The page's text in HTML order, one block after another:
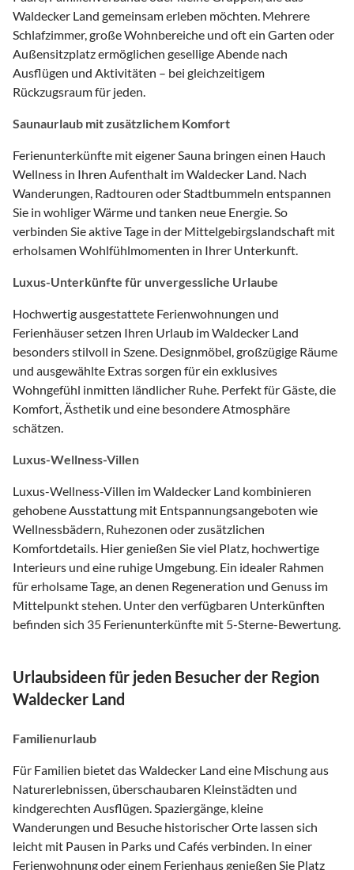
Waldecker Land gemeinsam erleben möchten. Mehrere
Schlafzimmer, große Wohnbereiche und oft ein Garten oder
Außensitzplatz ermöglichen gesellige Abende nach
Ausflügen und Aktivitäten – bei gleichzeitigem
Rückzugsraum für jeden.
Saunaurlaub mit zusätzlichem Komfort
Ferienunterkünfte mit eigener Sauna bringen einen Hauch
Wellness in Ihren Aufenthalt im Waldecker Land. Nach
Wanderungen, Radtouren oder Stadtbummeln entspannen
Sie in wohliger Wärme und tanken neue Energie. So
verbinden Sie aktive Tage in der Mittelgebirgslandschaft mit
erholsamen Wohlfühlmomenten in Ihrer Unterkunft.
Luxus-Unterkünfte für unvergessliche Urlaube
Hochwertig ausgestattete Ferienwohnungen und
Ferienhäuser setzen Ihren Urlaub im Waldecker Land
besonders stilvoll in Szene. Designmöbel, großzügige Räume
und ausgewählte Extras sorgen für ein exklusives
Wohngefühl inmitten ländlicher Ruhe. Perfekt für Gäste, die
Komfort, Ästhetik und eine besondere Atmosphäre
schätzen.
Luxus-Wellness-Villen
Luxus-Wellness-Villen im Waldecker Land kombinieren
gehobene Ausstattung mit Entspannungsangeboten wie
Wellnessbädern, Ruhezonen oder zusätzlichen
Komfortdetails. Hier genießen Sie viel Platz, hochwertige
Interieurs und eine ruhige Umgebung. Ein idealer Rahmen
für erholsame Tage, an denen Regeneration und Genuss im
Mittelpunkt stehen. Unter den verfügbaren Unterkünften
befinden sich 35 Ferienunterkünfte mit 5-Sterne-Bewertung.
Urlaubsideen für jeden Besucher der Region
Waldecker Land
Familienurlaub
Für Familien bietet das Waldecker Land eine Mischung aus
Naturerlebnissen, überschaubaren Kleinstädten und
kindgerechten Ausflügen. Spaziergänge, kleine
Wanderungen und Besuche historischer Orte lassen sich
leicht mit Pausen in Parks und Cafés verbinden. In einer
Ferienwohnung oder einem Ferienhaus genießen Sie Platz